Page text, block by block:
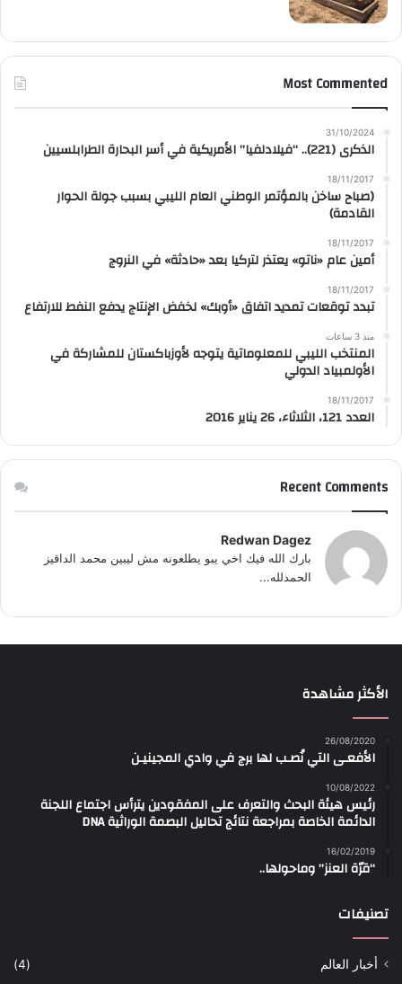
Most Commented
31/10/2024
الذكرى (221).. “فيلادلفيا” الأمريكية في أسر البحارة الطرابلسيين
18/11/2017
(صباح ساخن بالمؤتمر الوطني العام الليبي بسبب جولة الحوار
القادمة)
18/11/2017
أمين عام «ناتو» يعتذر لتركيا بعد «حادثة» في النروج
18/11/2017
تبدد توقعات تمديد اتفاق «أوبك» لخفض الإنتاج يدفع النفط للارتفاع
منذ 3 ساعات
المنتخب الليبي للمعلوماتية يتوجه لأوزباكستان للمشاركة في
الأولمبياد الدولي
18/11/2017
العدد 121، الثلاثاء، 26 يناير 2016
Recent Comments
Redwan Dagez
بارك الله فيك اخي يبو يطلعونه مش ليبين محمد الداقيز
الحمدلله...
الأكثر مشاهدة
26/08/2020
الأفعـى التي نُصـب لها برج في وادي المجينيـن
10/08/2022
رئيس هيئة البحث والتعرف على المفقودين يترأس اجتماع اللجنة
الدائمة الخاصة بمراجعة نتائج تحاليل البصمة الوراثية DNA
16/02/2019
“قرّة العنز” وماحولها..
تصنيفات
أخبار العالم
(4)